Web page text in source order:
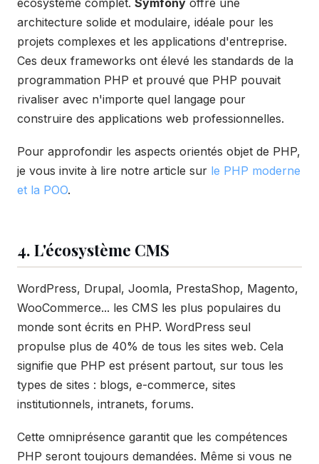
architecture solide et modulaire, idéale pour les
projets complexes et les applications d'entreprise.
Ces deux frameworks ont élevé les standards de la
programmation PHP et prouvé que PHP pouvait
rivaliser avec n'importe quel langage pour
construire des applications web professionnelles.
Pour approfondir les aspects orientés objet de PHP,
je vous invite à lire notre article sur le PHP moderne
et la POO.
4. L'écosystème CMS
WordPress, Drupal, Joomla, PrestaShop, Magento,
WooCommerce... les CMS les plus populaires du
monde sont écrits en PHP. WordPress seul
propulse plus de 40% de tous les sites web. Cela
signifie que PHP est présent partout, sur tous les
types de sites : blogs, e-commerce, sites
institutionnels, intranets, forums.
Cette omniprésence garantit que les compétences
PHP seront toujours demandées. Même si vous ne